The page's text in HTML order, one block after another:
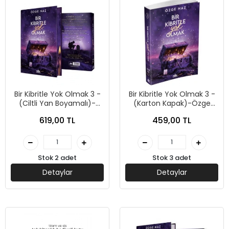
Bir Kibritle Yok Olmak 3 -
(Ciltli Yan Boyamalı)-
Yayınları
619,00 TL
Stok 2 adet
Detaylar
Bir Kibritle Yok Olmak 3 -
(Karton Kapak)-Özge
459,00 TL
Stok 3 adet
Detaylar